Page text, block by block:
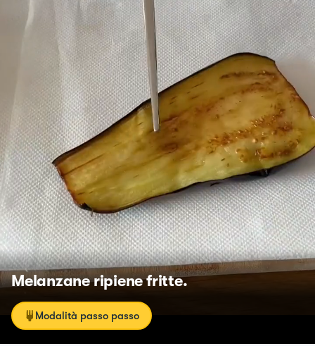
Melanzane ripiene fritte.
Modalità passo passo